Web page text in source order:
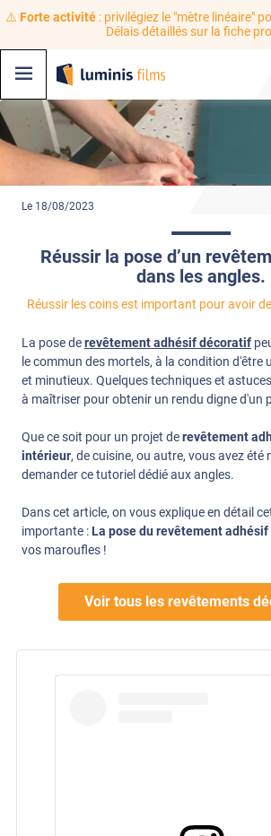
⚠️ Forte activité: privilégiez le "mètre linéaire"
Délais détaillés sur la fiche
Le 18/08/2023
Réussir la pose d’un
dans les angles.
Réussir les coins est important pour avoir
La pose derevêtement adhésif décoratif
le commun des mortels, à la condition d'être
et minutieux. Quelques techniques et
à maîtriser pour obtenir un rendu digne d'un
Que ce soit pour un projet derevêtement
intérieur, de cuisine, ou autre, vous avez été
demander ce tutoriel dédié aux angles.
Dans cet article, on vous explique en détail
importante : La pose du revêtement
vos maroufles !
Voir tous les revêtements